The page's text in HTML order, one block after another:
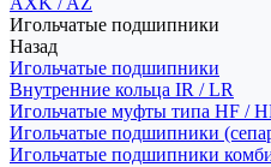
Игольчатые подшипники
Назад
Игольчатые подшипники
Внутренние кольца IR / LR
Игольчатые муфты типа HF /
Игольчатые подшипники
Игольчатые подшипники